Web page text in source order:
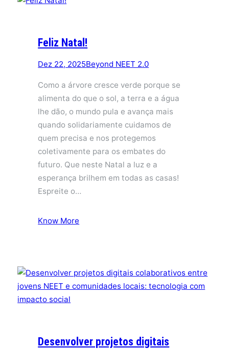
Feliz Natal!
Dez 22, 2025Beyond NEET 2.0
Como a árvore cresce verde porque se
alimenta do que o sol, a terra e a água
lhe dão, o mundo pula e avança mais
quando solidariamente cuidamos de
quem precisa e nos protegemos
coletivamente para os embates do
futuro. Que neste Natal a luz e a
esperança brilhem em todas as casas!
Espreite o…
Know More
Desenvolver projetos digitais